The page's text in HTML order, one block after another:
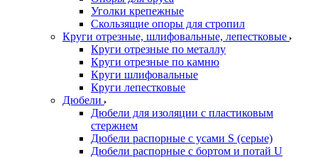
Уголки крепежные
Скользящие опоры для стропил
Круги отрезные, шлифовальные, лепестковые
Круги отрезные по металлу
Круги отрезные по камню
Круги шлифовальные
Круги лепестковые
Дюбели
Дюбели для изоляции с пластиковым
стержнем
Дюбели распорные с усами S (серые)
Дюбели распорные c бортом и потай U